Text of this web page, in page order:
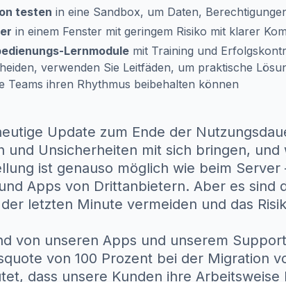
testen in eine Sandbox, um Daten,
in einem Fenster mit geringem Risiko mit klarer
Lernmodule mit Training und
verwenden Sie Leitfäden, um praktische
Teams ihren Rhythmus beibehalten können
Update zum Ende der
und Unsicherheiten mit sich bringen,
ist genauso möglich wie beim
Apps von Drittanbietern. Aber es sind
der letzten Minute vermeiden und das
von unseren Apps und unserem
von 100 Prozent bei der Migration
dass unsere Kunden ihre